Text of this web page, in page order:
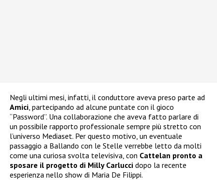
Negli ultimi mesi, infatti, il conduttore aveva preso parte ad
Amici , partecipando ad alcune puntate con il gioco
“Password”. Una collaborazione che aveva fatto parlare di
un possibile rapporto professionale sempre più stretto con
l’universo Mediaset. Per questo motivo, un eventuale
passaggio a Ballando con le Stelle verrebbe letto da molti
come una curiosa svolta televisiva, con Cattelan pronto a
sposare il progetto di Milly Carlucci dopo la recente
esperienza nello show di Maria De Filippi.